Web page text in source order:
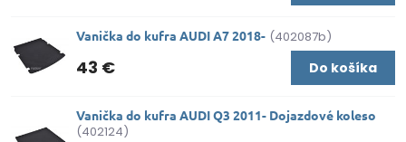
Vanička do kufra AUDI A7 2018- (402087b)
43 € Do košíka
Vanička do kufra AUDI Q3 2011- Dojazdové koleso
(402124)